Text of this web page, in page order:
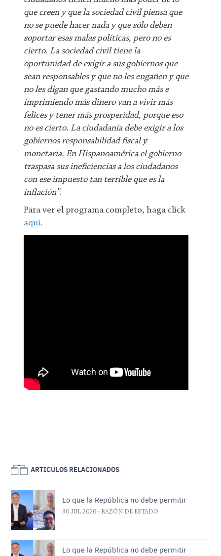
que creen y que la sociedad civil piensa que
no se puede hacer nada y que sólo deben
soportar esas malas políticas, pero no es
cierto. La sociedad civil tiene la
oportunidad de exigir a sus gobiernos que
sean responsables y que no les engañen y que
no les digan que gastando mucho más e
imprimiendo más dinero van a vivir más
felices y tener más prosperidad, porque eso
no es cierto. La ciudadanía debe exigir a los
gobiernos responsabilidad fiscal y
monetaria. En Hispanoamérica el gobierno
traspasa sus ineficiencias a los ciudadanos
con ese impuesto tan terrible que es la
inflación”.
Para ver el programa completo, haga click
aquí.
ARTICULOS RELACIONADOS
Lo que la República no debe permitir
30 JUL 2026 - RAZÓN DE ESTADO
Lo que la República no debe permitir